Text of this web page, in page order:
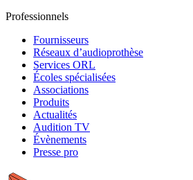
Professionnels
Fournisseurs
Réseaux d’audioprothèse
Services ORL
Écoles spécialisées
Associations
Produits
Actualités
Audition TV
Évènements
Presse pro